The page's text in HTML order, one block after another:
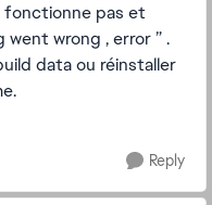
fonctionne pas et
wrong , error ” .
data ou réinstaller
Reply